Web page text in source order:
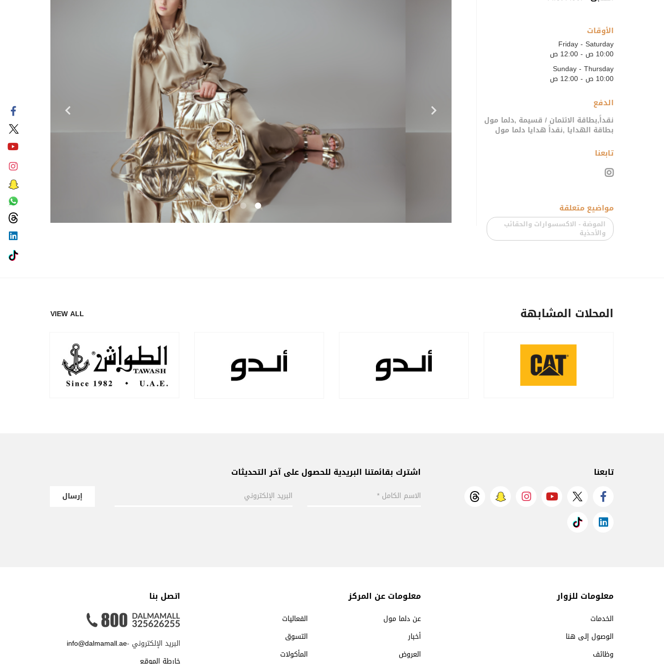
الأوقات
Friday - Saturday
10:00 ص - 12:00 ص
Sunday - Thursday
10:00 ص - 12:00 ص
الدفع
نقداً,بطاقة الائتمان / قسيمة ,دلما مول
بطاقة الهدايا ,نقداً هدايا دلما مول
تابعنا
مواضيع متعلقة
الموضة - الاكسسوارات والحقائب
والأحذية
المحلات المشابهة VIEW ALL
تابعنا اشترك بقائمتنا البريدية للحصول على آخر التحديثات
إرسال
معلومات للزوار
الخدمات
الوصول إلى هنا
وظائف
معلومات عن المركز
عن دلما مول
الفعاليات
أخبار
التسوق
العروض
المأكولات
اتصل بنا
البريد الإلكتروني -info@dalmamall.ae